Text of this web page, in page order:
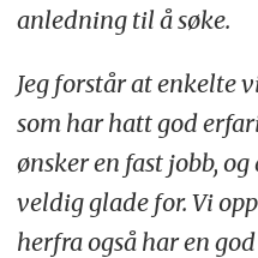
anledning til å søke.
Jeg forstår at enkelte
som har hatt god
ønsker en fast jobb,
veldig glade for. Vi
herfra også har en